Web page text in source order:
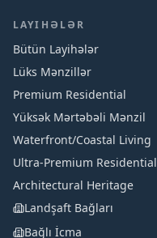
LAYIHƏLƏR
Bütün Layihələr
Lüks Mənzillər
Premium Residential
Yüksək Mərtəbəli Mənzil
Waterfront/Coastal Living
Ultra-Premium Residential
Architectural Heritage
Landşaft Bağları
Bağlı İcma